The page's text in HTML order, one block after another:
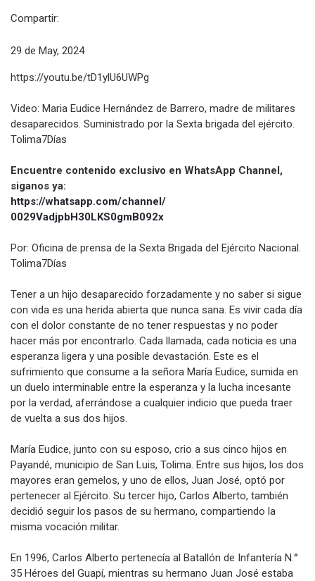
Compartir:
29 de May, 2024
https://youtu.be/tD1ylU6UWPg
Video: Maria Eudice Hernández de Barrero, madre de militares
desaparecidos. Suministrado por la Sexta brigada del ejército.
Tolima7Días
Encuentre contenido exclusivo en WhatsApp Channel,
siganos ya:
https://whatsapp.com/channel/
0029VadjpbH30LKS0gmB092x
Por: Oficina de prensa de la Sexta Brigada del Ejército Nacional.
Tolima7Días
Tener a un hijo desaparecido forzadamente y no saber si sigue
con vida es una herida abierta que nunca sana. Es vivir cada día
con el dolor constante de no tener respuestas y no poder
hacer más por encontrarlo. Cada llamada, cada noticia es una
esperanza ligera y una posible devastación. Este es el
sufrimiento que consume a la señora María Eudice, sumida en
un duelo interminable entre la esperanza y la lucha incesante
por la verdad, aferrándose a cualquier indicio que pueda traer
de vuelta a sus dos hijos.
María Eudice, junto con su esposo, crio a sus cinco hijos en
Payandé, municipio de San Luis, Tolima. Entre sus hijos, los dos
mayores eran gemelos, y uno de ellos, Juan José, optó por
pertenecer al Ejército. Su tercer hijo, Carlos Alberto, también
decidió seguir los pasos de su hermano, compartiendo la
misma vocación militar.
En 1996, Carlos Alberto pertenecía al Batallón de Infantería N.°
35 Héroes del Guapí, mientras su hermano Juan José estaba